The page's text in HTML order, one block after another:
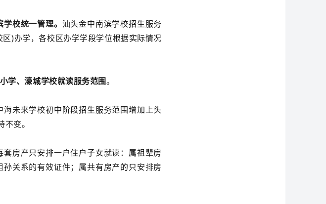
校统一管理。 汕头金中南滨学校招生服务
)办学，各校区办学学段学位根据实际情况
学、濠城学校就读服务范围。
海未来学校初中阶段招生服务范围增加上头
变。
套房产只安排一户住户子女就读：属祖辈房
关系的有效证件；属共有房产的只安排房